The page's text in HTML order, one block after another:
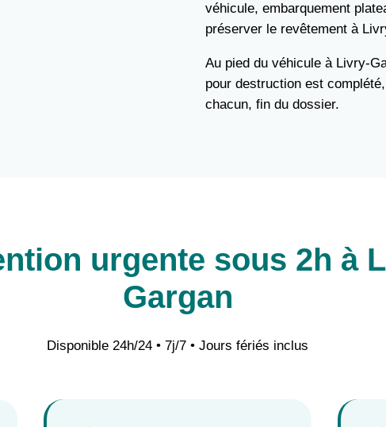
véhicule, embarquement
préserver le revêtement à
Au pied du véhicule à Livry-
pour destruction est
chacun, fin du dossier.
urgente sous 2h à
Gargan
Disponible 24h/24 • 7j/7 • Jours fériés inclus